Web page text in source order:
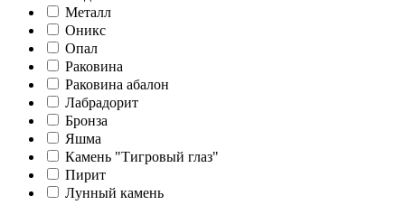
Металл
Оникс
Опал
Раковина
Раковина абалон
Лабрадорит
Бронза
Яшма
Камень "Тигровый глаз"
Пирит
Лунный камень